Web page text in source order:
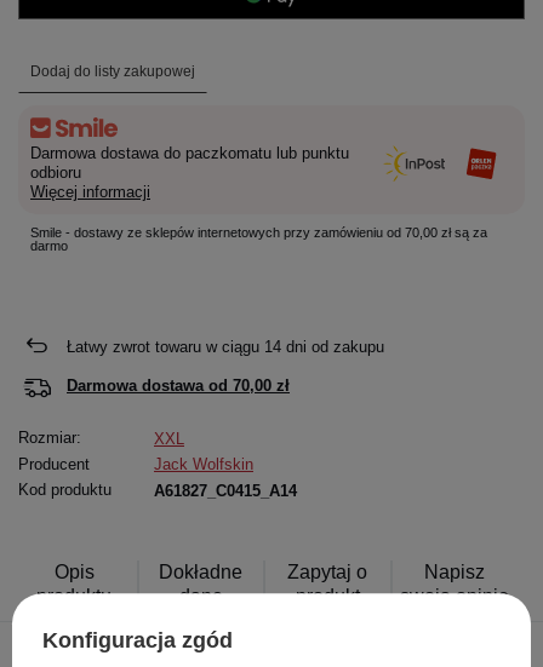
Dodaj do listy zakupowej
Darmowa dostawa do paczkomatu lub punktu
odbioru
Więcej informacji
Smile - dostawy ze sklepów internetowych przy zamówieniu od 70,00 zł są za
darmo
Łatwy zwrot towaru w ciągu 14 dni od zakupu
Darmowa dostawa od 70,00 zł
Rozmiar:
XXL
Producent
Jack Wolfskin
Kod produktu
A61827_C0415_A14
Opis
produktu
Dokładne
dane
Zapytaj o
produkt
Napisz
swoją opinię
Konfiguracja zgód